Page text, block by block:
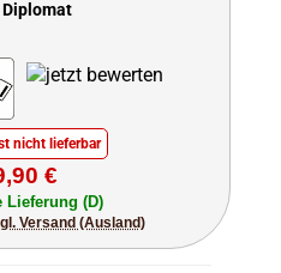
nicht lieferbar
€
Lieferung (D)
Versand (Ausland)